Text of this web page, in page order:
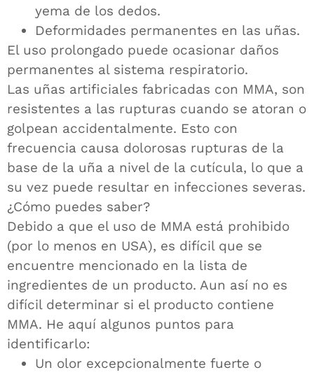
yema de los dedos.
Deformidades permanentes en las uñas.
El uso prolongado puede ocasionar daños
permanentes al sistema respiratorio.
Las uñas artificiales fabricadas con MMA, son
resistentes a las rupturas cuando se atoran o
golpean accidentalmente. Esto con
frecuencia causa dolorosas rupturas de la
base de la uña a nivel de la cutícula, lo que a
su vez puede resultar en infecciones severas.
¿Cómo puedes saber?
Debido a que el uso de MMA está prohibido
(por lo menos en USA), es difícil que se
encuentre mencionado en la lista de
ingredientes de un producto. Aun así no es
difícil determinar si el producto contiene
MMA. He aquí algunos puntos para
identificarlo:
Un olor excepcionalmente fuerte o